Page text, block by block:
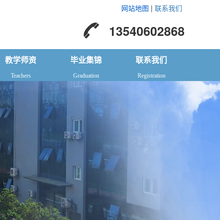
网站地图 | 联系我们
13540602868
教学师资
Teachers
毕业集锦
Graduation
联系我们
Registration